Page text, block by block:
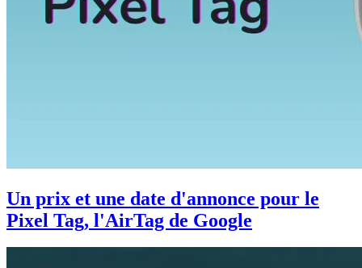
Un prix et une date d'annonce pour le
Pixel Tag, l'AirTag de Google